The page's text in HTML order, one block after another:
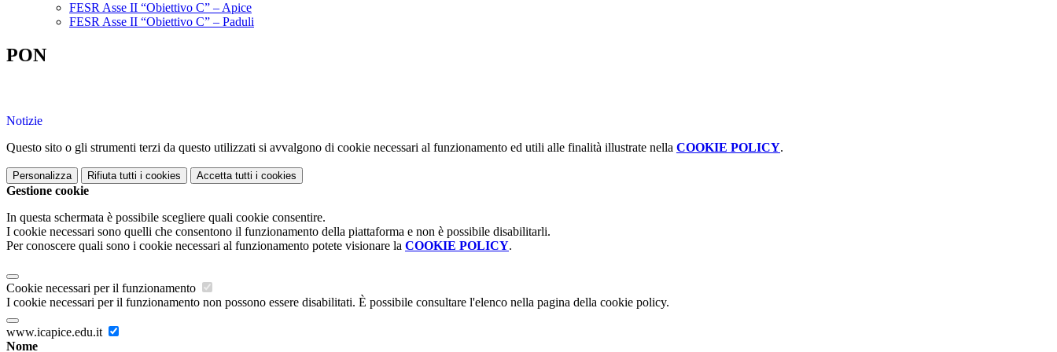
FESR Asse II “Obiettivo C” – Apice
FESR Asse II “Obiettivo C” – Paduli
PON
Notizie
Questo sito o gli strumenti terzi da questo utilizzati si avvalgono di cookie necessari al funzionamento ed utili alle finalità illustrate nella COOKIE POLICY.
Personalizza Rifiuta tutti i cookies Accetta tutti i cookies
Gestione cookie
In questa schermata è possibile scegliere quali cookie consentire.
I cookie necessari sono quelli che consentono il funzionamento della piattaforma e non è possibile disabilitarli.
Per conoscere quali sono i cookie necessari al funzionamento potete visionare la COOKIE POLICY.
Cookie necessari per il funzionamento
I cookie necessari per il funzionamento non possono essere disabilitati. È possibile consultare l'elenco nella pagina della cookie policy.
www.icapice.edu.it
Nome